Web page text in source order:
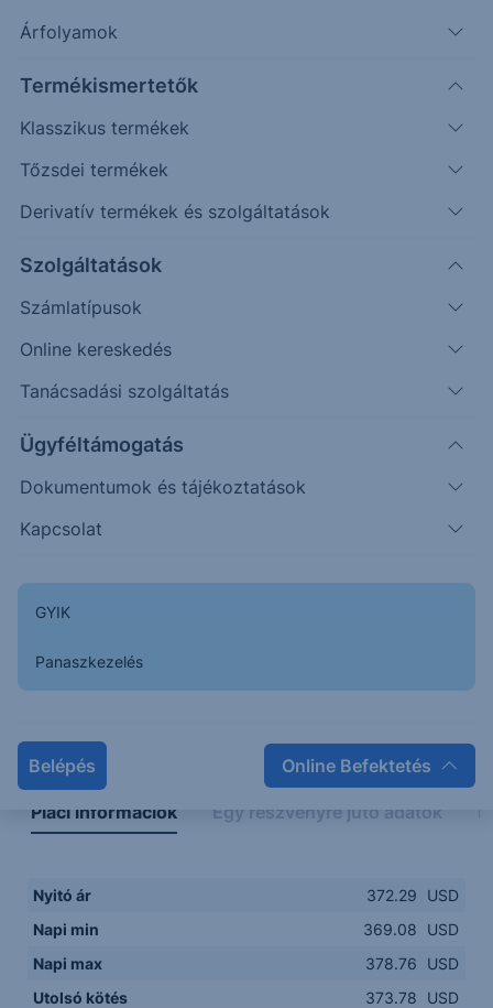
Árfolyamok
Termékismertetők
Klasszikus termékek
Tőzsdei termékek
Derivatív termékek és szolgáltatások
Szolgáltatások
Számlatípusok
Online kereskedés
Tanácsadási szolgáltatás
Ügyféltámogatás
Dokumentumok és tájékoztatások
Kapcsolat
GYIK
Panaszkezelés
Belépés Online Befektetés
367.50
375.00
Napon belüli Historikus
Piaci információk Egy részvényre jutó adatok
Nyitó ár 372.29
USD
Napi min
369.08
USD
Napi max
378.76
USD
Utolsó kötés
373.78
USD